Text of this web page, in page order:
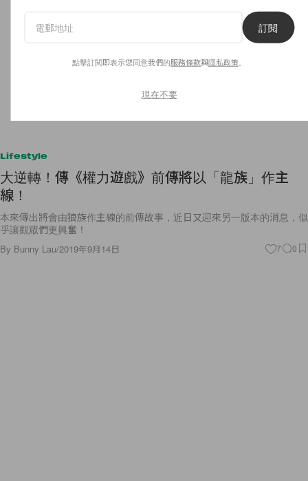
Lifestyle
大逆轉！傳《權力遊戲》前傳將以「龍族」作主
線！
本來傳出將會由狼族作主線的前傳故事，近日又迎來另一版本的消息，似
乎讓觀眾們更興奮！
By Bunny Lau/2019年9月14日 7 0
訂閱
點擊訂閱即表示您同意我們的服務條款與隱私政策
現在不要